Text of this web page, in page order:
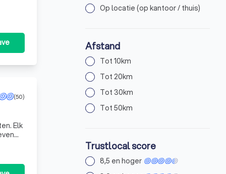
(50)
Op locatie (op kantoor / thuis)
Afstand
Tot 10km
Tot 20km
Tot 30km
Tot 50km
Trustlocal score
8,5 en hoger